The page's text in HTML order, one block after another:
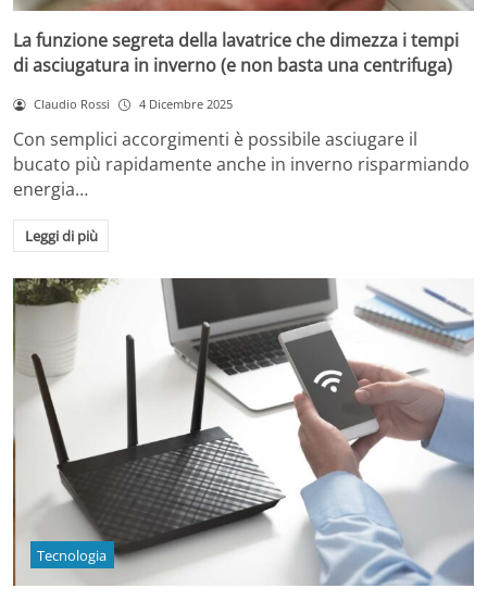
La funzione segreta della lavatrice che dimezza i tempi
di asciugatura in inverno (e non basta una centrifuga)
Claudio Rossi 4 Dicembre 2025
Con semplici accorgimenti è possibile asciugare il
bucato più rapidamente anche in inverno risparmiando
energia…
Leggi di più
Tecnologia